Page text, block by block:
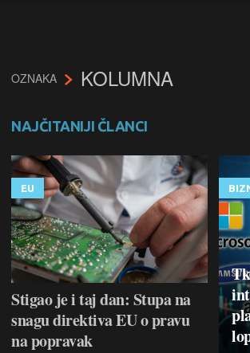
OZNAKA KOLUMNA
NAJČITANIJI ČLANCI
EU
Stigao je i taj dan: Stupa na
snagu direktiva EU o pravu
na popravak